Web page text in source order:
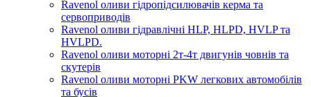
Ravenol оливи гідропідсилювачів керма та
сервоприводів
Ravenol оливи гідравлічні HLP, HLPD, HVLP та
HVLPD.
Ravenol оливи моторні 2т-4т двигунів човнів та
скутерів
Ravenol оливи моторні PKW легкових автомобілів
та бусів